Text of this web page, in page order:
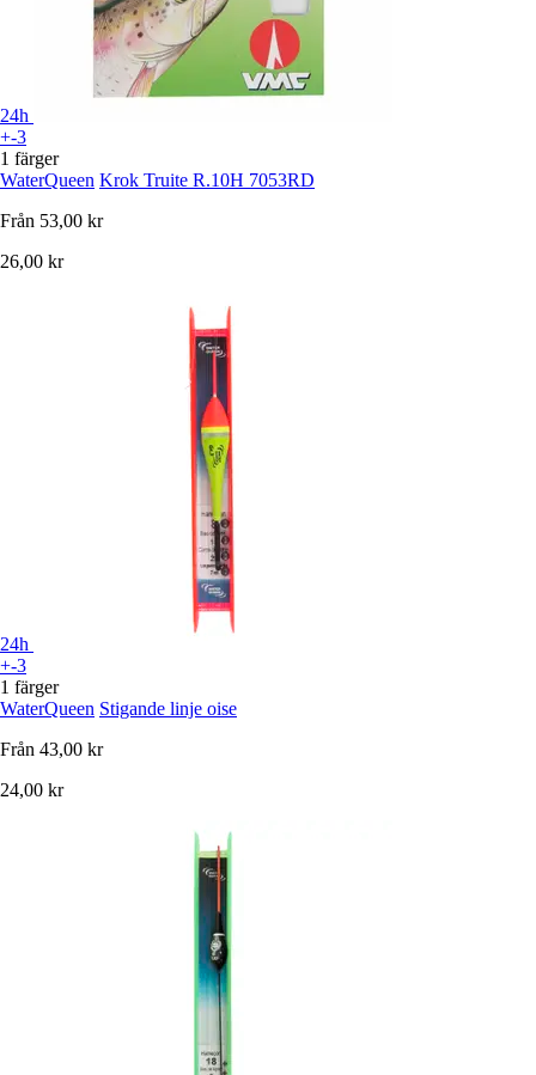
24h
+-3
1 färger
WaterQueen Krok Truite R.10H 7053RD
Från 53,00 kr
26,00 kr
24h
+-3
1 färger
WaterQueen Stigande linje oise
Från 43,00 kr
24,00 kr